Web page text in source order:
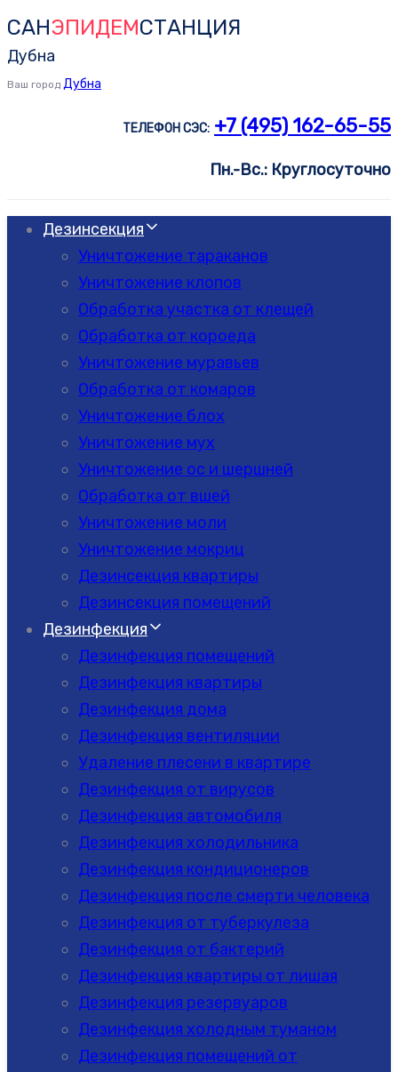
Skip
links
Skip
to
primary
САНЭПИДЕМСТАНЦИЯ
Дубна
Ваш город Дубна
ТЕЛЕФОН СЭС: +7 (495) 162-65-55
Пн.-Вс.: Круглосуточно
Дезинсекция
Уничтожение тараканов
Уничтожение клопов
Обработка участка от клещей
Обработка от короеда
Уничтожение муравьев
Обработка от комаров
Уничтожение блох
Уничтожение мух
Уничтожение ос и шершней
Обработка от вшей
Уничтожение моли
Уничтожение мокриц
Дезинсекция квартиры
Дезинсекция помещений
Дезинфекция
Дезинфекция помещений
Дезинфекция квартиры
Дезинфекция дома
Дезинфекция вентиляции
Удаление плесени в квартире
Дезинфекция от вирусов
Дезинфекция автомобиля
Дезинфекция холодильника
Дезинфекция кондиционеров
Дезинфекция после смерти человека
Дезинфекция от туберкулеза
Дезинфекция от бактерий
Дезинфекция квартиры от лишая
Дезинфекция резервуаров
Дезинфекция холодным туманом
Дезинфекция помещений от